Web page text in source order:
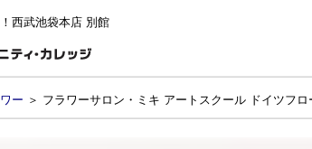
西武池袋本店 別館
ー ＞ フラワーサロン・ミキ アートスクール ドイツフ